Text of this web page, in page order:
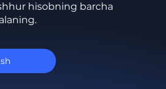
hisobning barcha